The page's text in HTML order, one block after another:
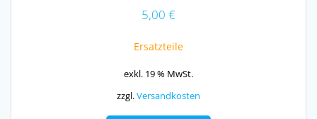
5,00 €
Ersatzteile
exkl. 19 % MwSt.
zzgl.Versandkosten